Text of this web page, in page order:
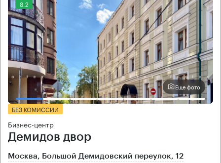
8.2
Еще фото
БЕЗ КОМИССИИ
Бизнес-центр
Демидов двор
Москва, Большой Демидовский переулок, 12